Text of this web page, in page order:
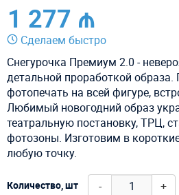
1 277 ₼
Сделаем быстро
Снегурочка Премиум 2.0 -
детальной проработкой образа.
фотопечать на всей фигуре,
Любимый новогодний образ
театральную постановку, ТРЦ,
фотозоны. Изготовим в
любую точку.
Количество, шт - +